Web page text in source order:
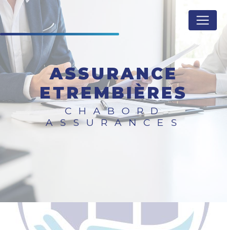
ASSURANCE
ETREMBIÈRES
CHABORD
ASSURANCES
Panneau de gestion des cookies